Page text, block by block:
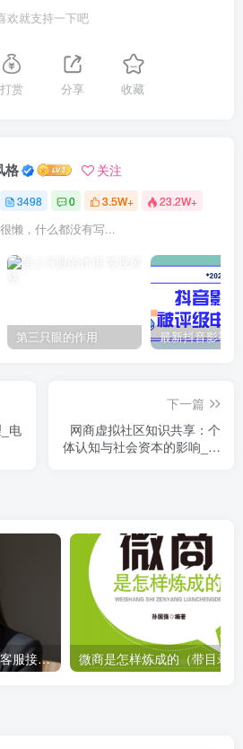
欢就支持一下吧
打赏 分享 收藏
格 关注
3498 0 3.5W+ 23.2W+
懒，什么都没有写...
第三只眼的作用
电
下一篇
网商虚拟社区知识共享：个
体认知与社会资本的影响_电
淘宝大学收费教程之[8.客服接待技巧]_电商运营教程